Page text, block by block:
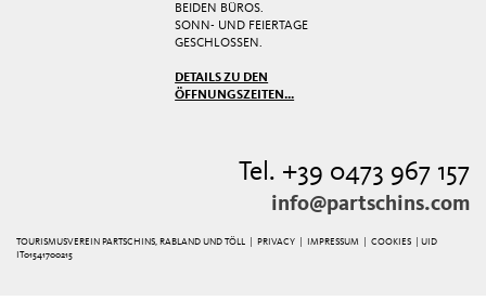
BEIDEN BÜROS.
SONN- UND FEIERTAGE
GESCHLOSSEN.
DETAILS ZU DEN
ÖFFNUNGSZEITEN...
Tel. +39 0473 967 157
info@partschins.com
TOURISMUSVEREIN PARTSCHINS, RABLAND UND TÖLL | PRIVACY IMPRESSUM |COOKIES
| UID
IT01541700215